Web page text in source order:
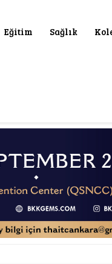
Eğitim Sağlık